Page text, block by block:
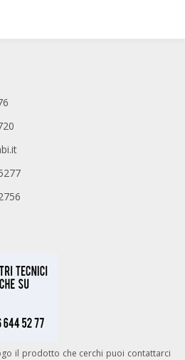
il prodotto che cerchi puoi contattarci